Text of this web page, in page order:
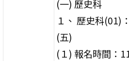
(一) 歷史科
１、 歷史科(01)
(五)
(１) 報名時間：